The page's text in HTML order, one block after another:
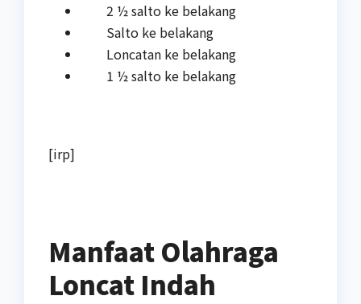
2 ½ salto ke belakang
Salto ke belakang
Loncatan ke belakang
1 ½ salto ke belakang
[irp]
Manfaat Olahraga
Loncat Indah